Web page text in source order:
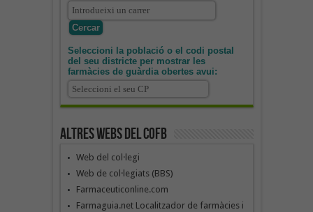
Seleccioni la població o el codi postal
del seu districte per mostrar les
farmàcies de guàrdia obertes avui:
Altres webs del COFB
Web del col·legi
Web de col·legiats (BBS)
Farmaceuticonline.com
Farmaguia.net Localitzador de farmàcies i